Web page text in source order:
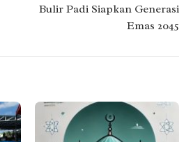
Bulir Padi Siapkan Generasi
Emas 2045